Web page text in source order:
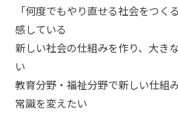
「何度でもやり直せる社会をつく
感している
新しい社会の仕組みを作り、大き
い
教育分野・福祉分野で新しい仕組
常識を変えたい